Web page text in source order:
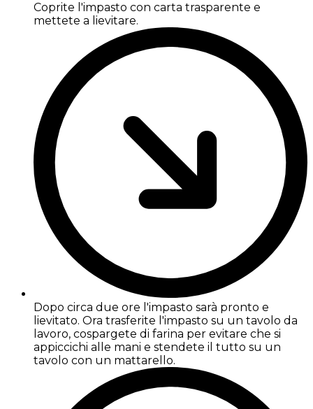
Coprite l'impasto con carta trasparente e
mettete a lievitare.
Dopo circa due ore l'impasto sarà pronto e
lievitato. Ora trasferite l'impasto su un tavolo da
lavoro, cospargete di farina per evitare che si
appiccichi alle mani e stendete il tutto su un
tavolo con un mattarello.